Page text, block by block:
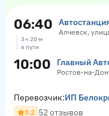
06:40 Алчевск,
3 ч 20 м
в пути
10:00 Главный
Ростов-на-
Перевозчик:ИП
3.2 52 отзывов